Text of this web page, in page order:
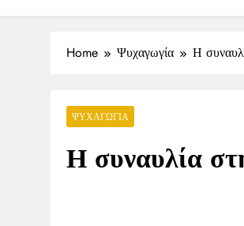
Home Ψυχαγωγία Η
ΨΥΧΑΓΩΓΊΑ
Η συναυλία